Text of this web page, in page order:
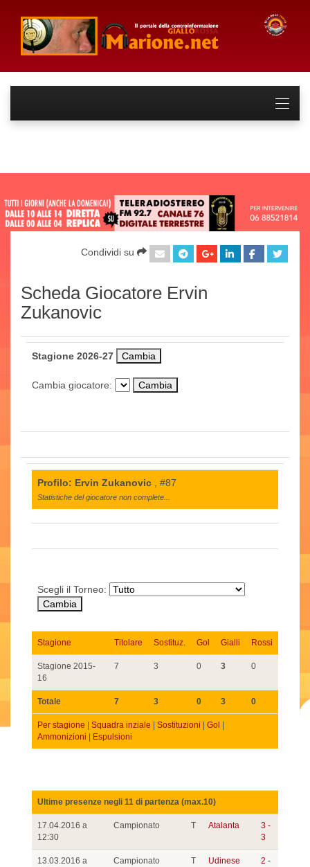
Condividi su
Scheda Giocatore Ervin
Zukanovic
Stagione 2026-27
Cambia giocatore:
Profilo: Ervin Zukanovic , #87
Statistiche del giocatore non complete...
Scegli il Torneo:
Stagione Titolare Sostituz. Gol Gialli Rossi
Stagione 2015-
16
7 3 0 3 0
Totale 7 3 0 3 0
Per stagione Squadra inziale Sostituzioni Gol
Ammonizioni
Espulsioni
Ultime presenze negli 11 di partenza (max.10)
17.04.2016 a
12:30
Campionato T Atalanta
3 -
3
13.03.2016 a
Campionato T Udinese
2 -